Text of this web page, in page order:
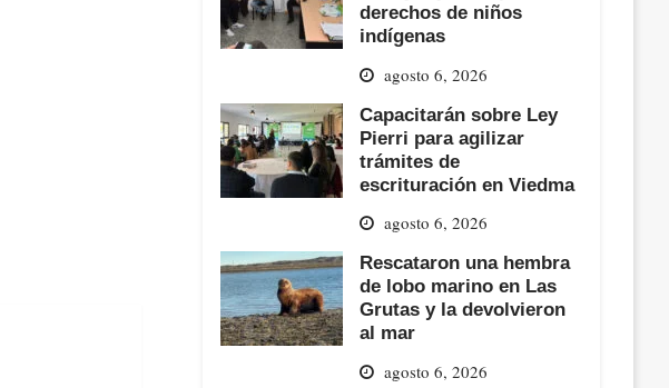
derechos de niños
indígenas
agosto 6, 2026
Capacitarán sobre Ley
Pierri para agilizar
trámites de
escrituración en Viedma
agosto 6, 2026
Rescataron una hembra
de lobo marino en Las
Grutas y la devolvieron
al mar
agosto 6, 2026